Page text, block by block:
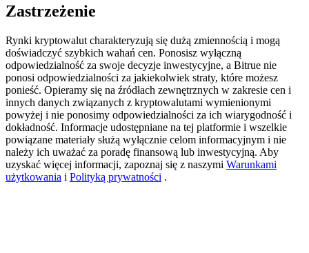
Deposit CASHCAT & Win
Exclusive for BitMart Users
Register & Trade to Win 500,000 USDT
Precious Metals Trading Carnival
Zastrzeżenie
Rynki kryptowalut charakteryzują się dużą zmiennością i mogą
doświadczyć szybkich wahań cen. Ponosisz wyłączną
odpowiedzialność za swoje decyzje inwestycyjne, a Bitrue nie
ponosi odpowiedzialności za jakiekolwiek straty, które możesz
ponieść. Opieramy się na źródłach zewnętrznych w zakresie cen i
innych danych związanych z kryptowalutami wymienionymi
powyżej i nie ponosimy odpowiedzialności za ich wiarygodność i
dokładność. Informacje udostępniane na tej platformie i wszelkie
powiązane materiały służą wyłącznie celom informacyjnym i nie
należy ich uważać za poradę finansową lub inwestycyjną. Aby
uzyskać więcej informacji, zapoznaj się z naszymi Warunkami
użytkowania i Polityką prywatności .